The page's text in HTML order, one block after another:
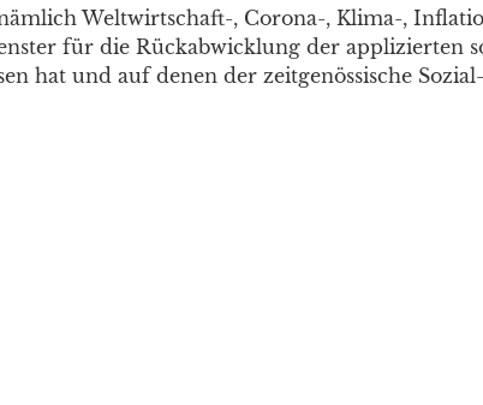
Weltwirtschaft-, Corona-, Klima-,
für die Rückabwicklung der applizierten
hat und auf denen der zeitgenössische